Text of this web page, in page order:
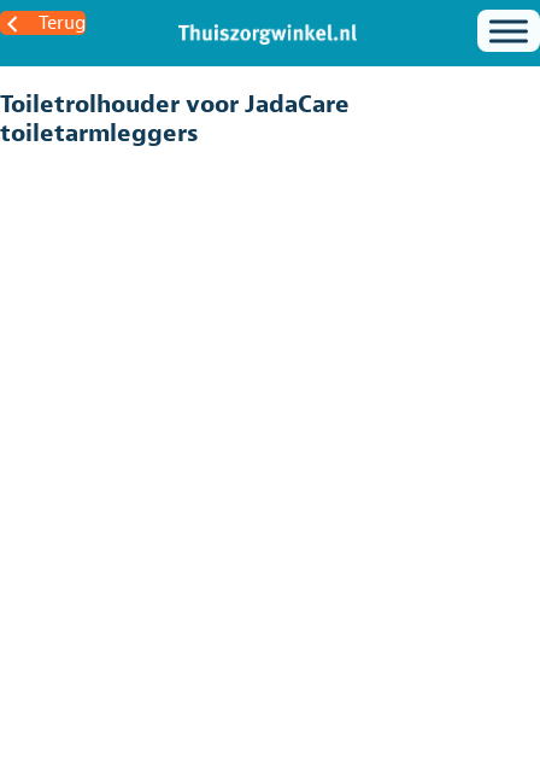
Terug
Toiletrolhouder voor JadaCare
toiletarmleggers